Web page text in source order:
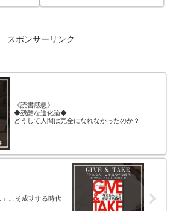
けで生
かどう
る！
館にはもっともっとメリットは
るでしょう！これから何かを始
して、フラッと図書館に行って
スポンサーリンク
《読書感想》
◆残酷な進化論◆
どうして人間は完全になれなかったのか？
こそ成功する時代